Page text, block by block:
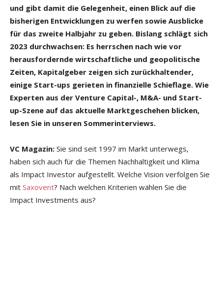
und gibt damit die Gelegenheit, einen Blick auf die
bisherigen Entwicklungen zu werfen sowie Ausblicke
für das zweite Halbjahr zu geben. Bislang schlägt sich
2023 durchwachsen: Es herrschen nach wie vor
herausfordernde wirtschaftliche und geopolitische
Zeiten, Kapitalgeber zeigen sich zurückhaltender,
einige Start-ups gerieten in finanzielle Schieflage. Wie
Experten aus der Venture Capital-, M&A- und Start-
up-Szene auf das aktuelle Marktgeschehen blicken,
lesen Sie in unseren Sommerinterviews.
VC Magazin: Sie sind seit 1997 im Markt unterwegs,
haben sich auch für die Themen Nachhaltigkeit und Klima
als Impact Investor aufgestellt. Welche Vision verfolgen Sie
mit Saxovent? Nach welchen Kriterien wählen Sie die
Impact Investments aus?